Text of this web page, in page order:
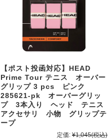
【ポスト投函対応】HEAD
Prime Tour テニス オーバー
グリップ 3 pcs ピンク
285621-pk オーバーグリッ
プ 3本入り ヘッド テニス
アクセサリ 小物 グリップテ
ープ
定価: ¥1,045(税込)